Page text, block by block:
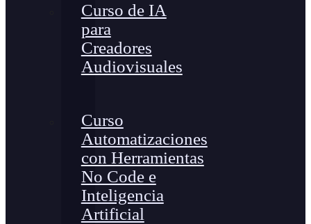
Curso de IA
para
Creadores
Audiovisuales
Curso
Automatizaciones
con Herramientas
No Code e
Inteligencia
Artificial